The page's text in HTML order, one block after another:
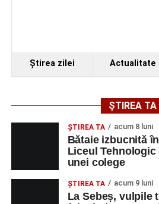
Ştirea zilei Actualitate
ȘTIREA TA
ŞTIREA TA acum 8 luni
Bătaie izbucnită
Liceul Tehnologic
unei colege
ŞTIREA TA acum 9 luni
La Sebeș, vulpile